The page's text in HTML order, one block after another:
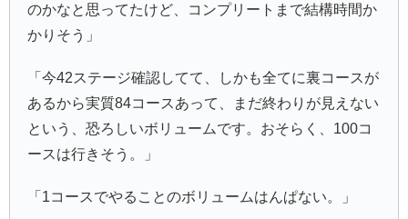
のかなと思ってたけど、コンプリートまで結構時間か
かりそう」
「今42ステージ確認してて、しかも全てに裏コースが
あるから実質84コースあって、まだ終わりが見えない
という、恐ろしいボリュームです。おそらく、100コ
ースは行きそう。」
「1コースでやることのボリュームはんぱない。」